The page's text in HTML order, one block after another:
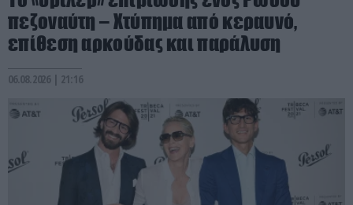
πεζοναύτη – Χτύπημα από κεραυνό,
επίθεση αρκούδας και παράλυση
06.08.2026 | 21:16